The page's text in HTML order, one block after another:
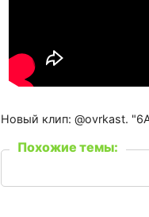
Новый клип: @ovrkast.
Похожие темы: